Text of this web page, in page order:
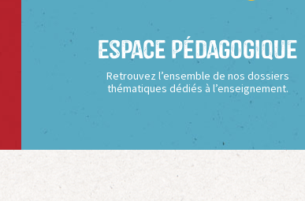
Espace Pédagogique
Retrouvez l’ensemble de nos dossiers
thématiques dédiés à l’enseignement.